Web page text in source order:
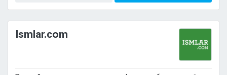
Ismlar.com